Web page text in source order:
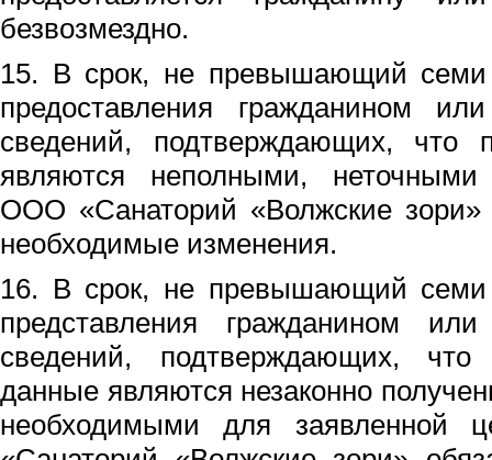
безвозмездно.
15. В срок, не превышающий
предоставления гражданином
сведений, подтверждающих, что
являются неполными,
ООО «Санаторий «Волжские зори»
необходимые изменения.
16. В срок, не превышающий
представления гражданином
сведений, подтверждающих, что
данные являются незаконно
необходимыми для заявленной